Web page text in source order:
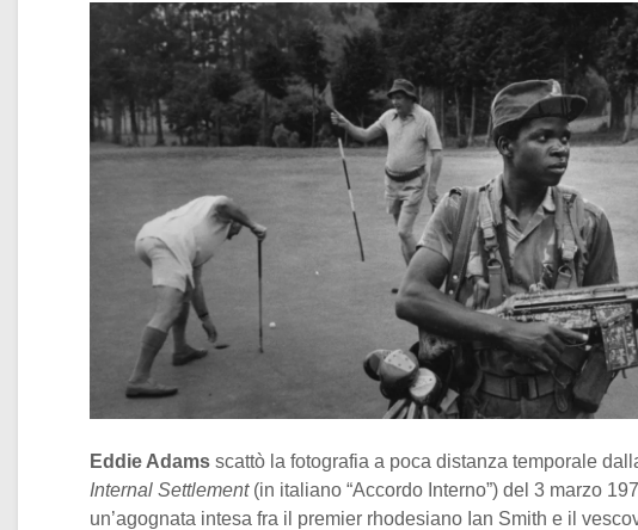
Eddie Adams scattò la fotografia a poca distanza temporale
Internal Settlement(in italiano “Accordo Interno”) del 3 marzo
un’agognata intesa fra il premier rhodesiano Ian Smith e il